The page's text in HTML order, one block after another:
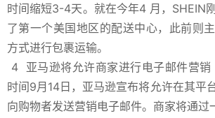
时间缩短3-4天。就在今年4 月，SHEIN
了第一个美国地区的配送中心，此前则
方式进行包裹运输。
4 亚马逊将允许商家进行电子邮件营销
时间9月14日，亚马逊宣布将允许在其平
向购物者发送营销电子邮件。商家将通过